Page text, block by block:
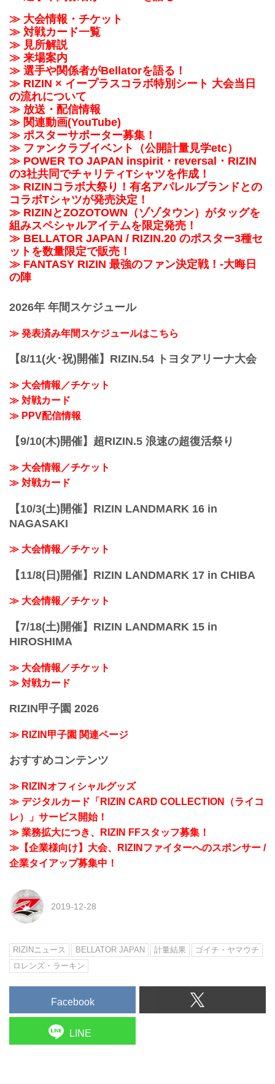
≫ 大会情報・チケット
≫ 対戦カード一覧
≫ 見所解説
≫ 来場案内
≫ 選手や関係者がBellatorを語る！
≫ RIZIN × イープラスコラボ特別シート 大会当日
の流れについて
≫ 放送・配信情報
≫ 関連動画(YouTube)
≫ ポスターサポーター募集！
≫ ファンクラブイベント（公開計量見学etc）
≫ POWER TO JAPAN inspirit・reversal・RIZIN
の3社共同でチャリティTシャツを作成！
≫ RIZINコラボ大祭り！有名アパレルブランドとの
コラボTシャツが発売決定！
≫ RIZINとZOZOTOWN（ゾゾタウン）がタッグを
組みスペシャルアイテムを限定発売！
≫ BELLATOR JAPAN / RIZIN.20 のポスター3種セ
ットを数量限定で販売！
≫ FANTASY RIZIN 最強のファン決定戦！-大晦日
の陣
2026年 年間スケジュール
≫ 発表済み年間スケジュールはこちら
【8/11(火･祝)開催】RIZIN.54 トヨタアリーナ大会
≫ 大会情報／チケット
≫ 対戦カード
≫ PPV配信情報
【9/10(木)開催】超RIZIN.5 浪速の超復活祭り
≫ 大会情報／チケット
≫ 対戦カード
【10/3(土)開催】RIZIN LANDMARK 16 in
NAGASAKI
≫ 大会情報／チケット
【11/8(日)開催】RIZIN LANDMARK 17 in CHIBA
≫ 大会情報／チケット
【7/18(土)開催】RIZIN LANDMARK 15 in
HIROSHIMA
≫ 大会情報／チケット
≫ 対戦カード
RIZIN甲子園 2026
≫ RIZIN甲子園 関連ページ
おすすめコンテンツ
≫ RIZINオフィシャルグッズ
≫ デジタルカード「RIZIN CARD COLLECTION（ライコ
レ）」サービス開始！
≫ 業務拡大につき、RIZIN FFスタッフ募集！
≫【企業様向け】大会、RIZINファイターへのスポンサー /
企業タイアップ募集中！
2019-12-28
RIZINニュース BELLATOR JAPAN 計量結果
ゴイチ・ヤマウチ
ロレンズ・ラーキン
Facebook
LINE